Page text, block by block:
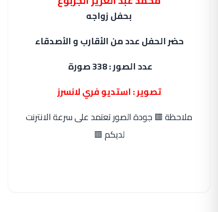
بحفل زواجه
حضر الحفل عدد من الأقارب و الأصدقاء
عدد الصور : 338 صورة
تصوير : استديو فري لانسرز
ملاحظة 🟥 جودة الصور تعتمد على سرعة الانترنت
لديكم 🟥